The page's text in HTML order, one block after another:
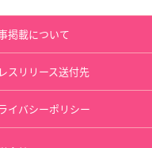
掲載について
スリリース送付先
イバシーポリシー